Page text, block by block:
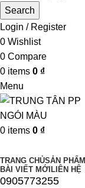
Search
Login / Register
0 Wishlist
0 Compare
0 items 0 ₫
Menu
0 items 0 ₫
TRANG CHỦSẢN PHẨM
BÀI VIẾT MỚI LIÊN HỆ
0905773255